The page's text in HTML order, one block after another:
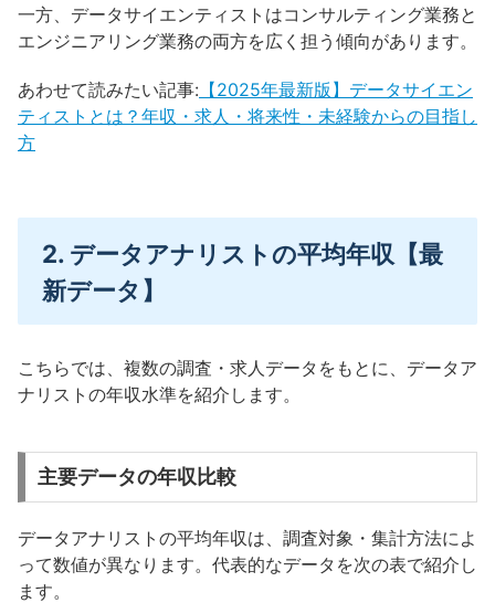
一方、データサイエンティストはコンサルティング業務と
エンジニアリング業務の両方を広く担う傾向があります。
あわせて読みたい記事: 【2025年最新版】データサイエン
ティストとは？年収・求人・将来性・未経験からの目指し
方
2. データアナリストの平均年収【最
新データ】
こちらでは、複数の調査・求人データをもとに、データア
ナリストの年収水準を紹介します。
主要データの年収比較
データアナリストの平均年収は、調査対象・集計方法によ
って数値が異なります。代表的なデータを次の表で紹介し
ます。